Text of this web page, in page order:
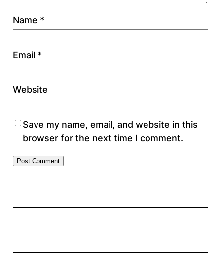
Name *
Email *
Website
Save my name, email, and website in this
browser for the next time I comment.